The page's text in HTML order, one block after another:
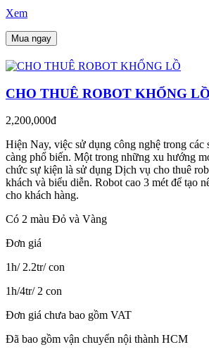
Xem
Mua ngay
CHO THUÊ ROBOT KHỔNG LỒ
2,200,000đ
Hiện Nay, việc sử dụng công nghệ trong các
càng phổ biến. Một trong những xu hướng
chức sự kiện là sử dụng Dịch vụ cho thuê
khách và biểu diễn. Robot cao 3 mét để tạo
cho khách hàng.
Có 2 màu Đỏ và Vàng
Đơn giá
1h/ 2.2tr/ con
1h/4tr/ 2 con
Đơn giá chưa bao gồm VAT
Đã bao gồm vận chuyển nội thành HCM